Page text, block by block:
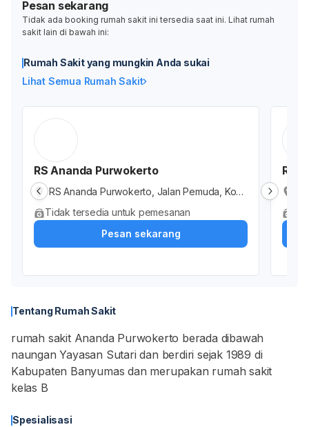
Pesan sekarang
Tidak ada booking rumah sakit ini tersedia saat ini. Lihat rumah
sakit lain di bawah ini:
Rumah Sakit yang mungkin Anda sukai
Lihat Semua Rumah Sakit
RS Ananda Purwokerto
RS Ananda Purwokerto, Jalan Pemuda, Kob
er, Kabupaten Banyumas, Jawa Tengah, Ind
onesia
Tidak tersedia untuk pemesanan
Pesan sekarang
Tentang Rumah Sakit
rumah sakit Ananda Purwokerto berada dibawah
naungan Yayasan Sutari dan berdiri sejak 1989 di
Kabupaten Banyumas dan merupakan rumah sakit
kelas B
Spesialisasi